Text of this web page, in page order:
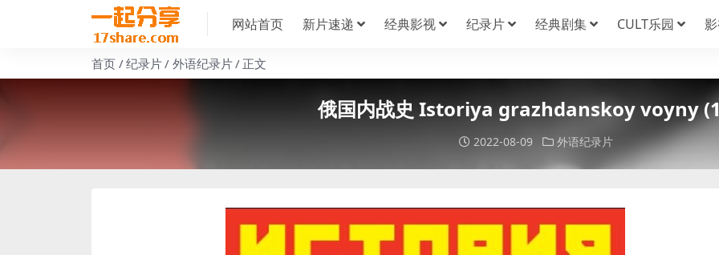
网站首页 新片速递 经典影视 纪录片 经典剧集 CULT乐园
首页 纪录片 外语纪录片 正文
俄国内战史 Istoriya grazhdanskoy voyny
2022-08-09 外语纪录片